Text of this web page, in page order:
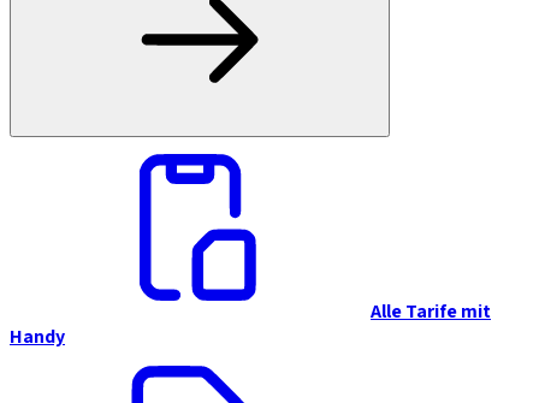
Alle Tarife mit
Handy